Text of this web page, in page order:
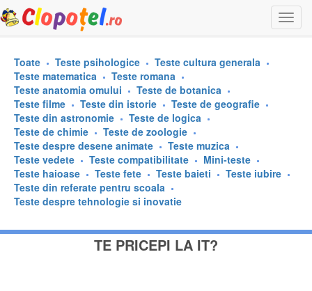
Toate Teste psihologice
Teste cultura generala
Teste matematica
Teste romana
Teste anatomia omului
Teste de botanica
Teste filme
Teste din istorie
Teste de geografie
Teste din astronomie
Teste de logica
Teste de chimie
Teste de zoologie
Teste despre desene animate
Teste muzica
Teste vedete
Teste compatibilitate
Mini-teste
Teste haioase
Teste fete Teste baieti
Teste iubire
Teste din referate pentru scoala
Teste despre tehnologie si inovatie
TE PRICEPI LA IT?